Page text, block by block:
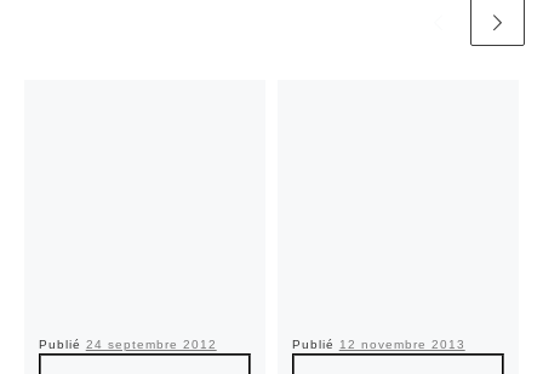
Publié 24 septembre 2012 Publié 12 novembre 2013